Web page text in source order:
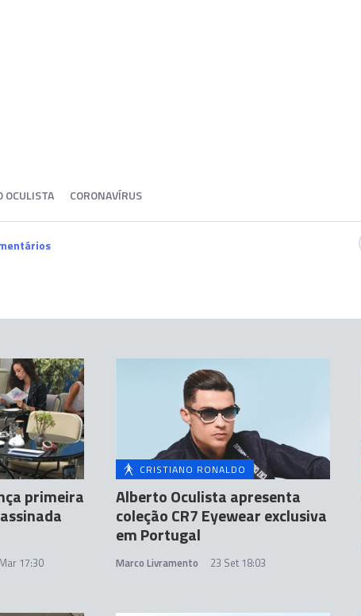
OCULISTA CORONAVÍRUS
primeira
17:30
CRISTIANO RONALDO
Alberto Oculista apresenta
coleção CR7 Eyewear exclusiva
em Portugal
Marco Livramento 23 Set 18:03